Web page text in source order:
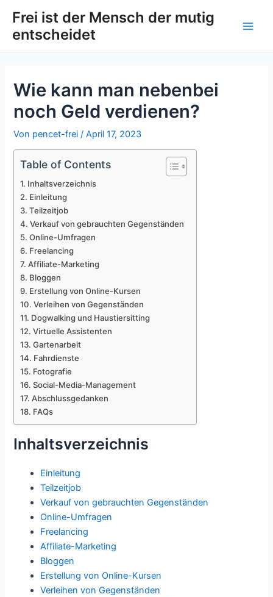
Inhalt
springen
Frei ist der Mensch der mutig
entscheidet
Wie kann man nebenbei
noch Geld verdienen?
Von pencet-frei/April 17, 2023
Table of Contents
Inhaltsverzeichnis
Einleitung
Teilzeitjob
Verkauf von gebrauchten Gegenständen
Online-Umfragen
Freelancing
Affiliate-Marketing
Bloggen
Erstellung von Online-Kursen
Verleihen von Gegenständen
Dogwalking und Haustiersitting
Virtuelle Assistenten
Gartenarbeit
Fahrdienste
Fotografie
Social-Media-Management
Abschlussgedanken
FAQs
Inhaltsverzeichnis
Einleitung
Teilzeitjob
Verkauf von gebrauchten Gegenständen
Online-Umfragen
Freelancing
Affiliate-Marketing
Bloggen
Erstellung von Online-Kursen
Verleihen von Gegenständen
navigation